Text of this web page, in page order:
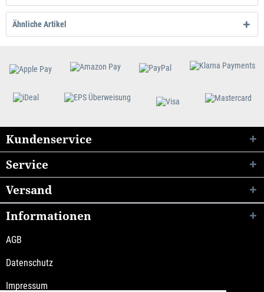
Ähnliche Artikel
Kundenservice
Service
Informationen
AGB
Datenschutz
Impressum
Versand